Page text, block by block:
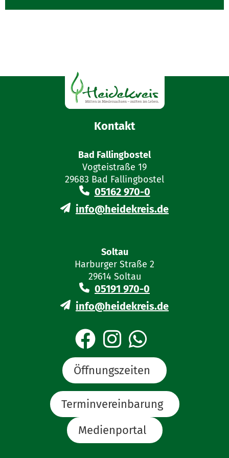
Kontakt
Bad Fallingbostel
Vogteistraße 19
29683 Bad Fallingbostel
05162 970-0
info@heidekreis.de
Soltau
Harburger Straße 2
29614 Soltau
05191 970-0
info@heidekreis.de
Öffnungszeiten
Terminvereinbarung
Medienportal